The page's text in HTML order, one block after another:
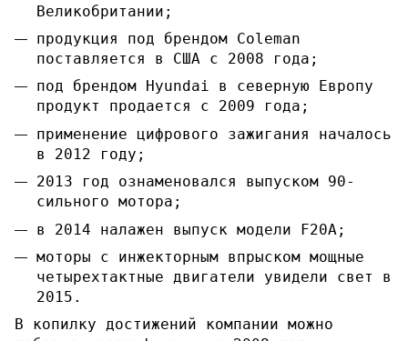
Великобритании;
продукция под брендом Coleman
поставляется в США с 2008 года;
под брендом Hyundai в северную Европу
продукт продается с 2009 года;
применение цифрового зажигания началось
в 2012 году;
2013 год ознаменовался выпуском 90-
сильного мотора;
в 2014 налажен выпуск модели F20A;
моторы с инжекторным впрыском мощные
четырехтактные двигатели увидели свет в
2015.
В копилку достижений компании можно